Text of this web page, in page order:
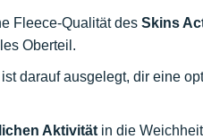
Fleece-Qualität des Skins
Oberteil.
ist darauf ausgelegt, dir eine
Aktivität in die